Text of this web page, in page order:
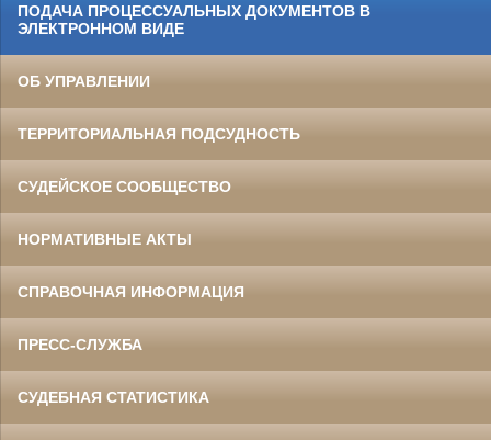
ПОДАЧА ПРОЦЕССУАЛЬНЫХ ДОКУМЕНТОВ В
ЭЛЕКТРОННОМ ВИДЕ
ОБ УПРАВЛЕНИИ
ТЕРРИТОРИАЛЬНАЯ ПОДСУДНОСТЬ
СУДЕЙСКОЕ СООБЩЕСТВО
НОРМАТИВНЫЕ АКТЫ
СПРАВОЧНАЯ ИНФОРМАЦИЯ
ПРЕСС-СЛУЖБА
СУДЕБНАЯ СТАТИСТИКА